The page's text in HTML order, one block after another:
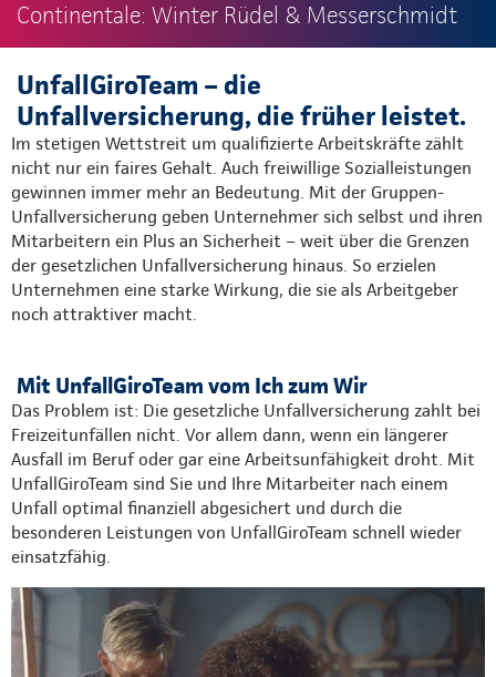
Continentale: Winter Rüdel & Messerschmidt
UnfallGiroTeam – die
Unfallversicherung, die früher leistet.
Im stetigen Wettstreit um qualifizierte Arbeitskräfte zählt
nicht nur ein faires Gehalt. Auch freiwillige Sozialleistungen
gewinnen immer mehr an Bedeutung. Mit der Gruppen-
Unfallversicherung geben Unternehmer sich selbst und ihren
Mitarbeitern ein Plus an Sicherheit – weit über die Grenzen
der gesetzlichen Unfallversicherung hinaus. So erzielen
Unternehmen eine starke Wirkung, die sie als Arbeitgeber
noch attraktiver macht.
Mit UnfallGiroTeam vom Ich zum Wir
Das Problem ist: Die gesetzliche Unfallversicherung zahlt bei
Freizeitunfällen nicht. Vor allem dann, wenn ein längerer
Ausfall im Beruf oder gar eine Arbeitsunfähigkeit droht. Mit
UnfallGiroTeam sind Sie und Ihre Mitarbeiter nach einem
Unfall optimal finanziell abgesichert und durch die
besonderen Leistungen von UnfallGiroTeam schnell wieder
einsatzfähig.